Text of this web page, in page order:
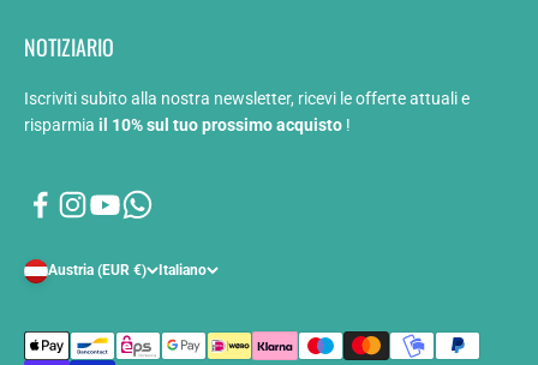
NOTIZIARIO
Iscriviti subito alla nostra newsletter, ricevi le offerte attuali e
risparmia il 10% sul tuo prossimo acquisto !
Austria (EUR €) Italiano